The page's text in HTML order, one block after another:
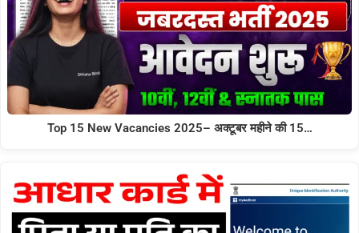
Top 15 New Vacancies 2025– अक्टूबर महीने की 15…